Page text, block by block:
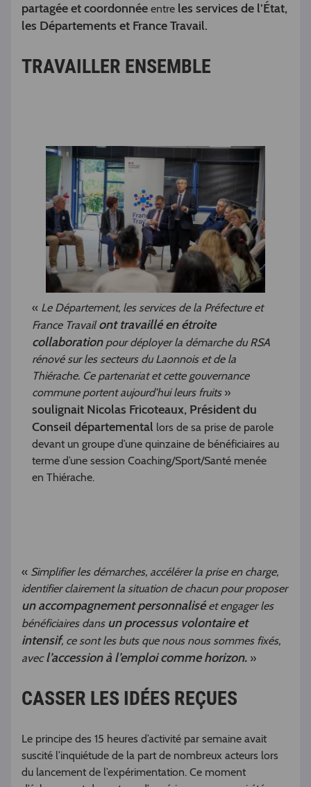
partagée et coordonnée entre les services de l’État,
les Départements et France Travail.
TRAVAILLER ENSEMBLE
« Le Département, les services de la Préfecture et
France Travailont travaillé en étroite
collaboration pour déployer la démarche du RSA
rénové sur les secteurs du Laonnois et de la
Thiérache. Ce partenariat et cette gouvernance
commune portent aujourd’hui leurs fruits »
soulignait Nicolas Fricoteaux, Président du
Conseil départemental lors de sa prise de parole
devant un groupe d’une quinzaine de bénéficiaires au
terme d’une session Coaching/Sport/Santé menée
en Thiérache.
« Simplifier les démarches, accélérer la prise en charge,
identifier clairement la situation de chacun pour proposer
un accompagnement personnaliséet engager les
bénéficiaires dans un processus volontaire et
intensif, ce sont les buts que nous nous sommes fixés,
avecl’accession à l’emploi comme horizon. »
CASSER LES IDÉES REÇUES
Le principe des 15 heures d’activité par semaine avait
suscité l’inquiétude de la part de nombreux acteurs lors
du lancement de l’expérimentation. Ce moment